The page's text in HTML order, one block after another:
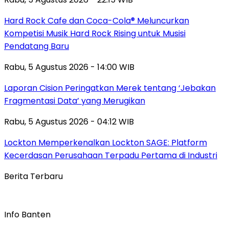
Hard Rock Cafe dan Coca-Cola® Meluncurkan
Kompetisi Musik Hard Rock Rising untuk Musisi
Pendatang Baru
Rabu, 5 Agustus 2026 - 14:00 WIB
Laporan Cision Peringatkan Merek tentang ‘Jebakan
Fragmentasi Data’ yang Merugikan
Rabu, 5 Agustus 2026 - 04:12 WIB
Lockton Memperkenalkan Lockton SAGE: Platform
Kecerdasan Perusahaan Terpadu Pertama di Industri
Berita Terbaru
Info Banten